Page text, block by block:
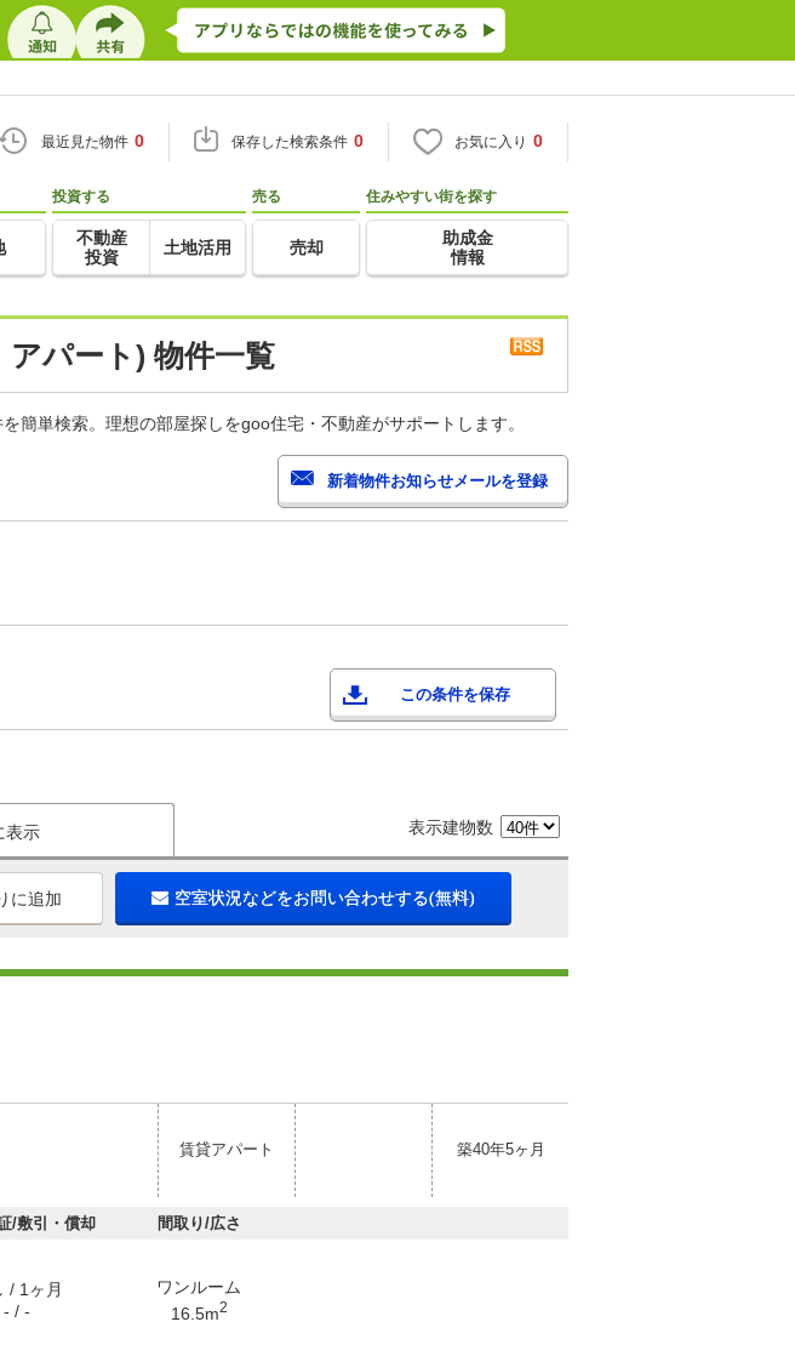
最近見た物件 0 保存した検索条件 0 お気に入り 0
投資する
不動産
投資
土地活用
売る
売却
住みやすい街を探す
助成金
情報
パート) 物件一覧
簡単検索。理想の部屋探しをgoo住宅・不動産がサポートします。
この条件を保存
表示 表示建物数
に追加 空室状況などをお問い合わせする(無料)
賃貸アパート 築40年5ヶ月
/敷引・償却 間取り/広さ
/ 1ヶ月
- / -
ワンルーム
16.5m2